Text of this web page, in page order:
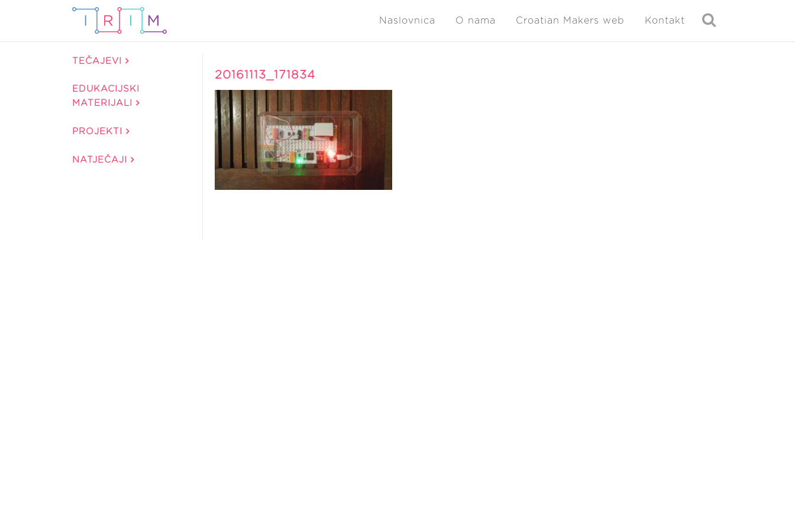
Naslovnica O nama Croatian Makers web Kontakt
TEČAJEVI
EDUKACIJSKI
MATERIJALI
PROJEKTI
NATJEČAJI
20161113_171834